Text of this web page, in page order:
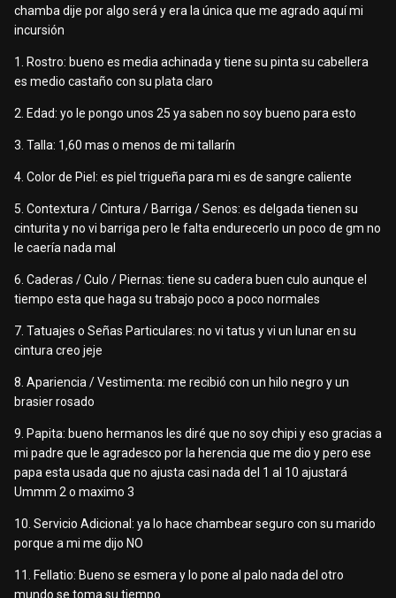
chamba dije por algo será y era la única que me agrado aquí mi
incursión
1. Rostro: bueno es media achinada y tiene su pinta su cabellera
es medio castaño con su plata claro
2. Edad: yo le pongo unos 25 ya saben no soy bueno para esto
3. Talla: 1,60 mas o menos de mi tallarín
4. Color de Piel: es piel trigueña para mi es de sangre caliente
5. Contextura / Cintura / Barriga / Senos: es delgada tienen su
cinturita y no vi barriga pero le falta endurecerlo un poco de gm no
le caería nada mal
6. Caderas / Culo / Piernas: tiene su cadera buen culo aunque el
tiempo esta que haga su trabajo poco a poco normales
7. Tatuajes o Señas Particulares: no vi tatus y vi un lunar en su
cintura creo jeje
8. Apariencia / Vestimenta: me recibió con un hilo negro y un
brasier rosado
9. Papita: bueno hermanos les diré que no soy chipi y eso gracias a
mi padre que le agradesco por la herencia que me dio y pero ese
papa esta usada que no ajusta casi nada del 1 al 10 ajustará
Ummm 2 o maximo 3
10. Servicio Adicional: ya lo hace chambear seguro con su marido
porque a mi me dijo NO
11. Fellatio: Bueno se esmera y lo pone al palo nada del otro
mundo se toma su tiempo